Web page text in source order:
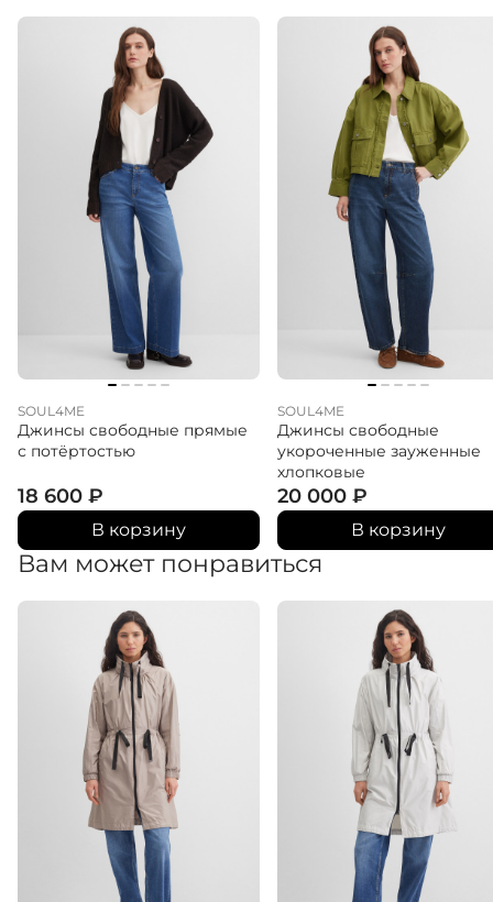
наименованием бренда; молния усилена двумя
ветрозащитными планками, внешняя застёгивается на
скрытые металлические пуговицы. У модели имеется 3
кармана: 2 внешних прорезных на молнии и 1
внутренний, потайной, застёгивающийся на молнию.
Ворот-хомут является частью несъёмного капюшона.
Капюшон с утяжкой, без опушки; утяжка – тесьма с
плоскими металлическими эглетами, входы в кулиску
оформлены крупными круглыми люверсами. Рукава
оснащены ветрозащитными манжетами.
SOUL4ME
Джинсы свободные прямые
с потёртостью
18 600 ₽
В корзину
SOUL4ME
Джинсы свободные
укороченные зауженные
хлопковые
20 000 ₽
В корзину
Вам может понравиться